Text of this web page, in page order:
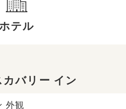
テル
カバリー イン